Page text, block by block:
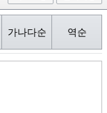
가나다순 역순